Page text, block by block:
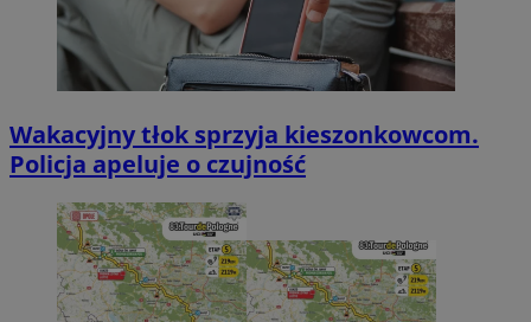
Wakacyjny tłok sprzyja kieszonkowcom.
Policja apeluje o czujność